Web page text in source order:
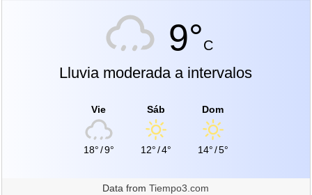
9°C
Lluvia moderada a intervalos
Vie
18°/9°
Sáb
12°/4°
Dom
14°/5°
Data fromTiempo3.com